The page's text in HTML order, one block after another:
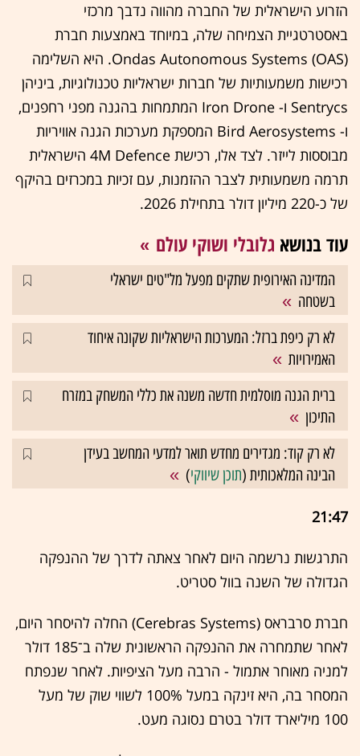
הזרוע הישראלית של החברה מהווה נדבך מרכזי
באסטרטגיית הצמיחה שלה, במיוחד באמצעות חברת
Ondas Autonomous Systems (OAS). היא השלימה
רכישות משמעותיות של חברות ישראליות טכנולוגיות, ביניהן
Sentrycs ו- Iron Drone המתמחות בהגנה מפני רחפנים,
ו- Bird Aerosystems המספקת מערכות הגנה אוויריות
מבוססות לייזר. לצד אלו, רכישת 4M Defence הישראלית
תרמה משמעותית לצבר ההזמנות, עם זכיות במכרזים בהיקף
של כ-220 מיליון דולר בתחילת 2026.
עוד בנושא גלובלי ושוקי עולם
המדינה האירופית שתקים מפעל מל"טים ישראלי
בשטחה
לא רק כיפת ברזל: המערכות הישראליות שקונה איחוד
האמירויות
ברית הגנה מוסלמית חדשה משנה את כללי המשחק במזרח
התיכון
לא רק קוד: מגדירים מחדש תואר למדעי המחשב בעידן
הבינה המלאכותית (תוכן שיווקי)
21:47
התרגשות נרשמה היום לאחר צאתה לדרך של ההנפקה
הגדולה של השנה בוול סטריט.
חברת סרבראס (Cerebras Systems) החלה להיסחר היום,
לאחר שתמחרה את ההנפקה הראשונית שלה ב־185 דולר
למניה מאוחר אתמול - הרבה מעל הציפיות. לאחר שנפתח
המסחר בה, היא זינקה במעל 100% לשווי שוק של מעל
100 מיליארד דולר בטרם נסוגה מעט.